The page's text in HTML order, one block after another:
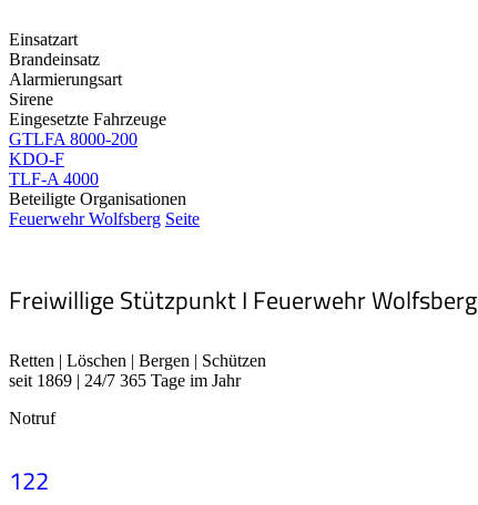
Einsatzart
Brandeinsatz
Alarmierungsart
Sirene
Eingesetzte Fahrzeuge
GTLFA 8000-200
KDO-F
TLF-A 4000
Beteiligte Organisationen
Feuerwehr Wolfsberg Seite
Freiwillige Stützpunkt I Feuerwehr Wolfsberg
Retten | Löschen | Bergen | Schützen
seit 1869 | 24/7 365 Tage im Jahr
Notruf
122